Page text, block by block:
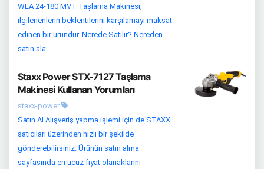
WEA 24-180 MVT Taşlama Makinesi,
ilgilenenlerin beklentilerini karşılamayı maksat
edinen bir üründür. Nerede Satılır? Nereden
satın ala...
Staxx Power STX-7127 Taşlama
Makinesi Kullanan Yorumları
staxx-power
Satın Al Alışveriş yapma işlemi için de STAXX
satıcıları üzerinden hızlı bir şekilde
gönderebilirsiniz. Ürünün satın alma
sayfasında en ucuz fiyat olanaklarını